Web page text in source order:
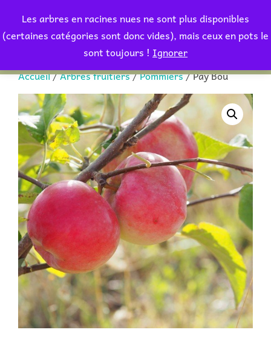
Les arbres en racines nues ne sont plus disponibles
(certaines catégories sont donc vides), mais ceux en pots le
sont toujours ! Ignorer
contenu
Rechercher :
Accueil/Arbres fruitiers/Pommiers/ Pay Bou